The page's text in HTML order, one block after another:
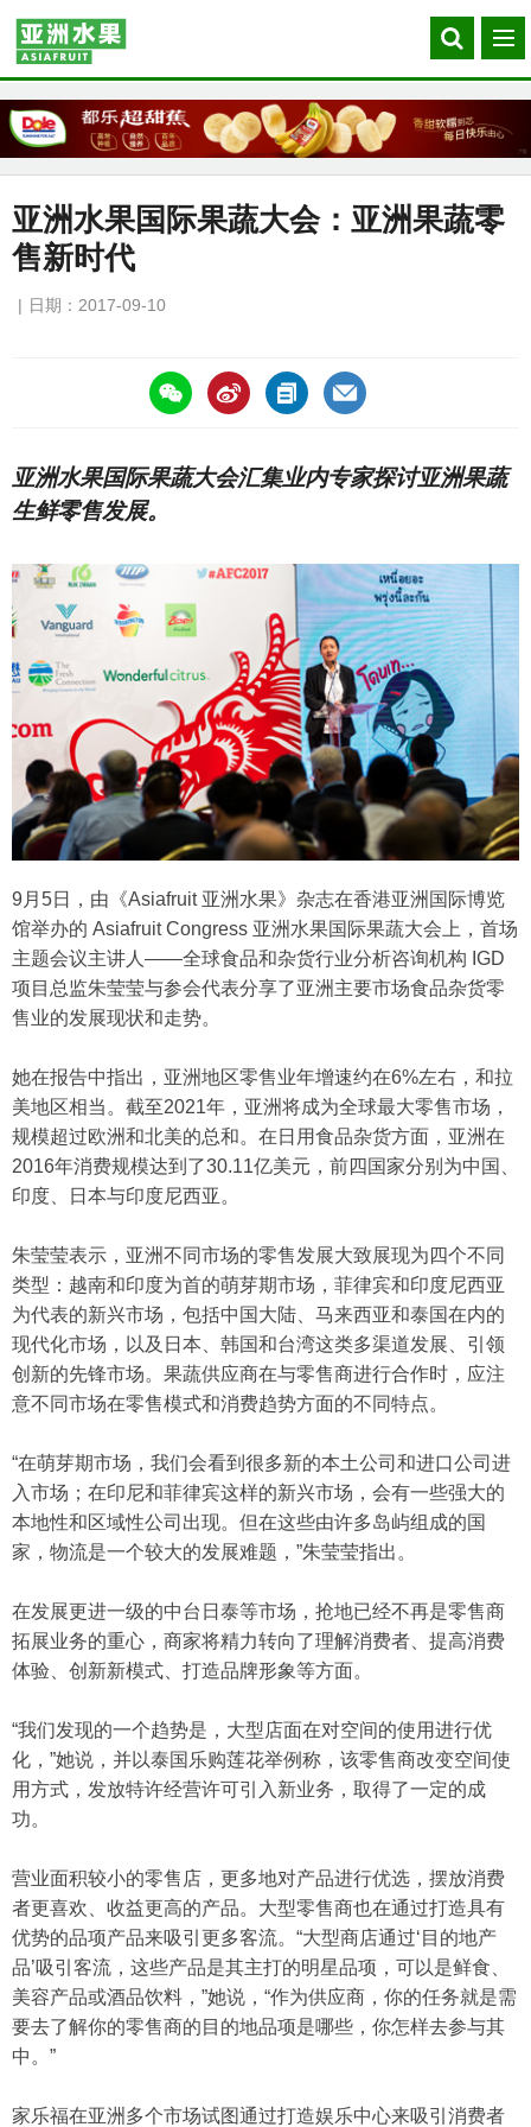
Search
our
菜
单
亚洲水果国际果蔬大会：亚洲果蔬零
售新时代
日期：2017-09-10
https://asiafruitchina.net/16291.html
亚洲水果国际果蔬大会汇集业内专家探讨亚洲果蔬
生鲜零售发展。
9月5日，由《Asiafruit 亚洲水果》杂志在香港亚洲国际博览
馆举办的 Asiafruit Congress 亚洲水果国际果蔬大会上，首场
主题会议主讲人——全球食品和杂货行业分析咨询机构 IGD
项目总监朱莹莹与参会代表分享了亚洲主要市场食品杂货零
售业的发展现状和走势。
她在报告中指出，亚洲地区零售业年增速约在6%左右，和拉
美地区相当。截至2021年，亚洲将成为全球最大零售市场，
规模超过欧洲和北美的总和。在日用食品杂货方面，亚洲在
2016年消费规模达到了30.11亿美元，前四国家分别为中国、
印度、日本与印度尼西亚。
朱莹莹表示，亚洲不同市场的零售发展大致展现为四个不同
类型：越南和印度为首的萌芽期市场，菲律宾和印度尼西亚
为代表的新兴市场，包括中国大陆、马来西亚和泰国在内的
现代化市场，以及日本、韩国和台湾这类多渠道发展、引领
创新的先锋市场。果蔬供应商在与零售商进行合作时，应注
意不同市场在零售模式和消费趋势方面的不同特点。
“在萌芽期市场，我们会看到很多新的本土公司和进口公司进
入市场；在印尼和菲律宾这样的新兴市场，会有一些强大的
本地性和区域性公司出现。但在这些由许多岛屿组成的国
家，物流是一个较大的发展难题，”朱莹莹指出。
在发展更进一级的中台日泰等市场，抢地已经不再是零售商
拓展业务的重心，商家将精力转向了理解消费者、提高消费
体验、创新新模式、打造品牌形象等方面。
“我们发现的一个趋势是，大型店面在对空间的使用进行优
化，”她说，并以泰国乐购莲花举例称，该零售商改变空间使
用方式，发放特许经营许可引入新业务，取得了一定的成
功。
营业面积较小的零售店，更多地对产品进行优选，摆放消费
者更喜欢、收益更高的产品。大型零售商也在通过打造具有
优势的品项产品来吸引更多客流。“大型商店通过‘目的地产
品’吸引客流，这些产品是其主打的明星品项，可以是鲜食、
美容产品或酒品饮料，”她说，“作为供应商，你的任务就是需
要去了解你的零售商的目的地品项是哪些，你怎样去参与其
中。”
家乐福在亚洲多个市场试图通过打造娱乐中心来吸引消费者